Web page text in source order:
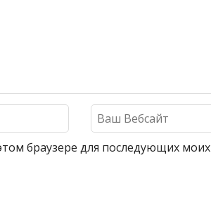
браузере для последующих моих